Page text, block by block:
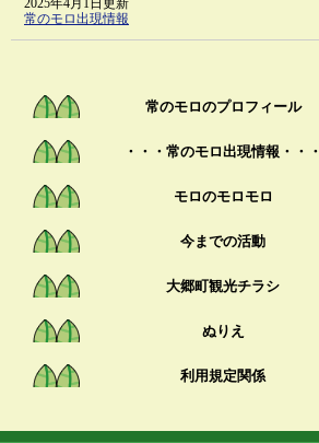
2025年4月1日更新
常のモロ出現情報
常のモロのプロフィール
・・・常のモロ出現情報・・・
モロのモロモロ
今までの活動
大郷町観光チラシ
ぬりえ
利用規定関係